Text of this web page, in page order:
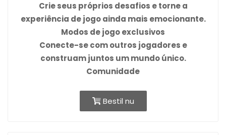
Crie seus próprios desafios e torne a
experiência de jogo ainda mais emocionante.
Modos de jogo exclusivos
Conecte-se com outros jogadores e
construam juntos um mundo único.
Comunidade
Bestil nu